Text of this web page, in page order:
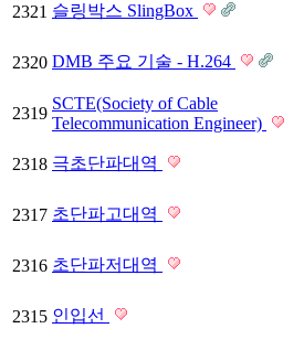
2321 슬링박스 SlingBox
2320 DMB 주요 기술 - H.264
2319
SCTE(Society of Cable
Telecommunication Engineer)
2318 극초단파대역
2317 초단파고대역
2316 초단파저대역
2315 인입선